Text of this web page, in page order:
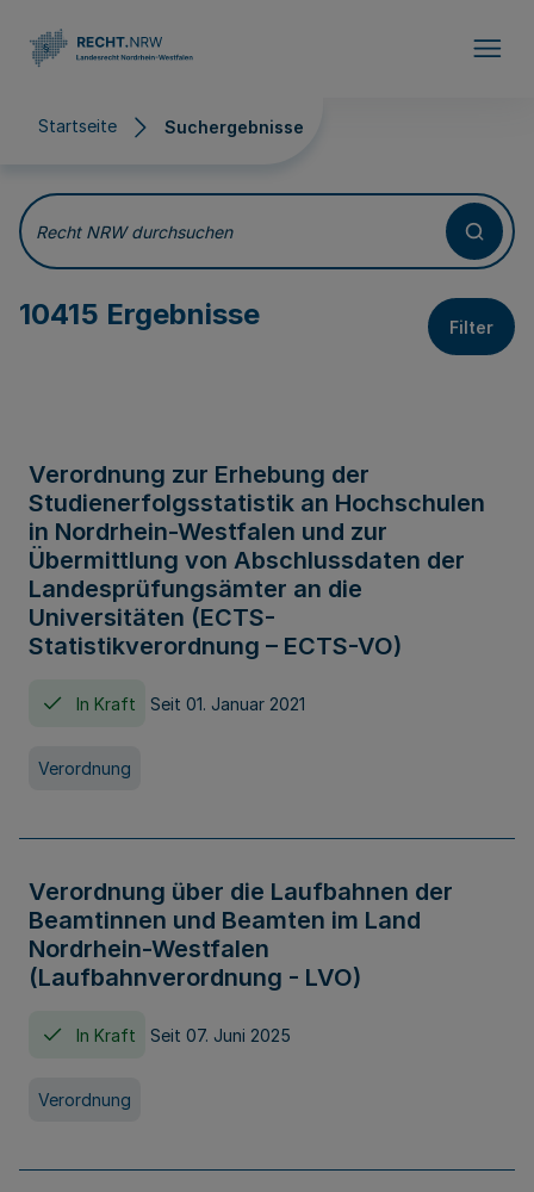
Startseite Suchergebnisse
Suchergebnisse
Recht NRW durchsuchen
10415 Ergebnisse Filter
Verordnung zur Erhebung der
Studienerfolgsstatistik an Hochschulen
in Nordrhein-Westfalen und zur
Übermittlung von Abschlussdaten der
Landesprüfungsämter an die
Universitäten (ECTS-
Statistikverordnung – ECTS-VO)
In Kraft Seit 01. Januar 2021
Verordnung
Verordnung über die Laufbahnen der
Beamtinnen und Beamten im Land
Nordrhein-Westfalen
(Laufbahnverordnung - LVO)
In Kraft Seit 07. Juni 2025
Verordnung